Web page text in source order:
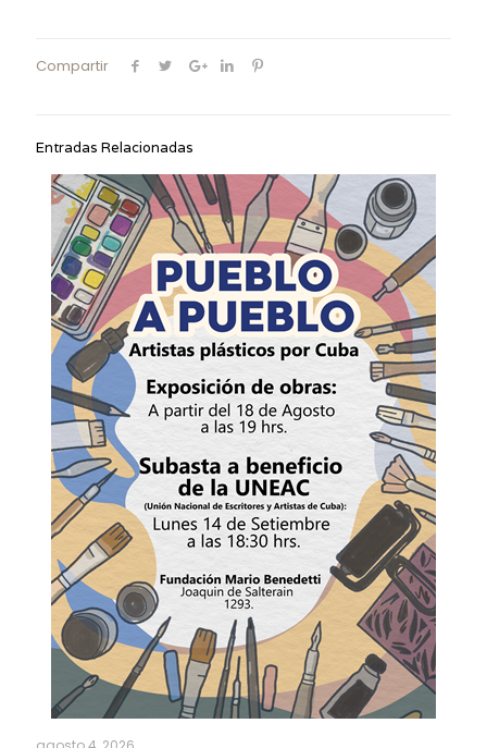
Compartir
Entradas Relacionadas